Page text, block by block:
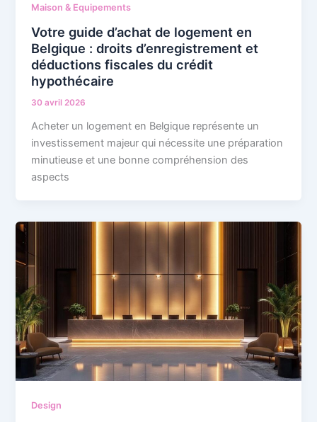
Maison & Equipements
Votre guide d’achat de logement en
Belgique : droits d’enregistrement et
déductions fiscales du crédit
hypothécaire
30 avril 2026
Acheter un logement en Belgique représente un
investissement majeur qui nécessite une préparation
minutieuse et une bonne compréhension des
aspects
Design